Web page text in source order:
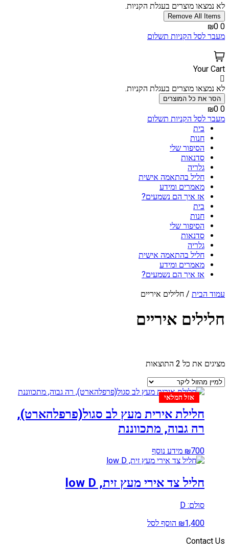
לא נמצאו מוצרים בעגלת הקניות.
Remove All Items
0
₪0
מעבר לסל הקניות תשלום
Your Cart
לא נמצאו מוצרים בעגלת הקניות.
הסר את כל המוצרים
0
₪0
מעבר לסל הקניות תשלום
בית
חנות
הסיפור שלי
סדנאות
גלריה
חליל בהתאמה אישית
מאמרים ומידע
אז איך הם נשמעים?
בית
חנות
הסיפור שלי
סדנאות
גלריה
חליל בהתאמה אישית
מאמרים ומידע
אז איך הם נשמעים?
עמוד הבית / חלילים איריים
חלילים איריים
In stock
On sale
Text search
exclude-from-catalog
exclude-from-search
featured
outofstock
rated-2
rated-3
rated-5
קטגוריות מוצרים
קטגוריות מוצרים
מציגים את כל ⁦2⁩ התוצאות
ממוין
מהזול
אזל המלאי
חלילת אירית מעץ לב סגול(פרפלהארט),
רה גבוה, מתכווננת
₪700 מידע נוסף
חליל צד אירי מעץ זית, low D
סולם: D
₪1,400
הוסף לסל
Contact Us